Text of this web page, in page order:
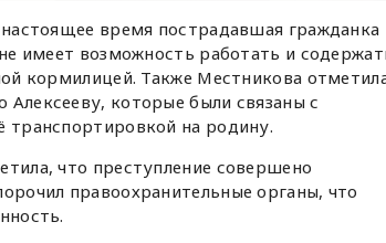
время пострадавшая гражданка
имеет возможность работать и
кормилицей. Также Местникова
которые были связаны с
на родину.
что преступление совершено
правоохранительные органы, что